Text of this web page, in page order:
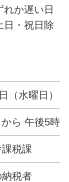
か遅い日
日・祝日除
（水曜日）
ら 午後5時
税課
納税者